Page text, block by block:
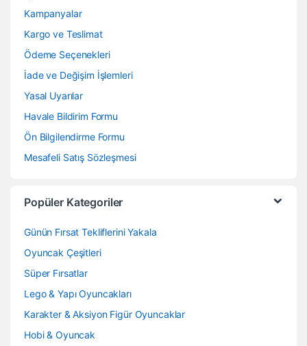
Kampanyalar
Kargo ve Teslimat
Ödeme Seçenekleri
İade ve Değişim İşlemleri
Yasal Uyarılar
Havale Bildirim Formu
Ön Bilgilendirme Formu
Mesafeli Satış Sözleşmesi
Popüler Kategoriler
Günün Fırsat Tekliflerini Yakala
Oyuncak Çeşitleri
Süper Fırsatlar
Lego & Yapı Oyuncakları
Karakter & Aksiyon Figür Oyuncaklar
Hobi & Oyuncak